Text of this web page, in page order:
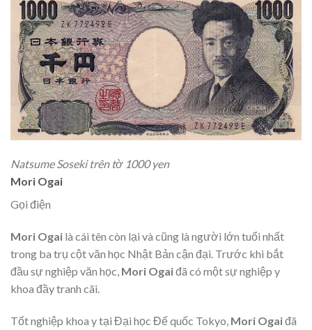
Natsume Soseki trên tờ 1000 yen
Mori Ogai
Gọi điện
Mori Ogai là cái tên còn lại và cũng là người lớn tuổi nhất
trong ba trụ cột văn học Nhật Bản cận đại. Trước khi bắt
đầu sự nghiệp văn học, Mori Ogaiđã có một sự nghiệp y
khoa đầy tranh cãi.
Tốt nghiệp khoa y tại Đại học Đế quốc Tokyo, Mori Ogaiđã